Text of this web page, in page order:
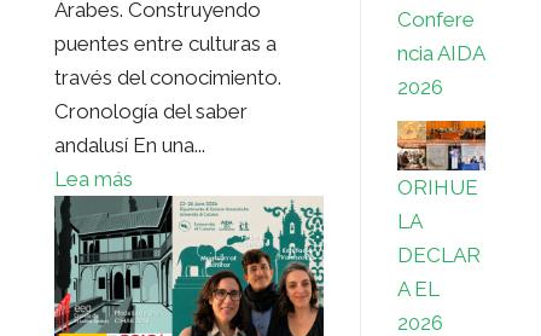
Árabes. Construyendo
puentes entre culturas a
través del conocimiento.
Cronología del saber
andalusí En una...
Lea más
Confere
ncia AIDA
2026
ORIHUE
LA
DECLAR
A EL
2026